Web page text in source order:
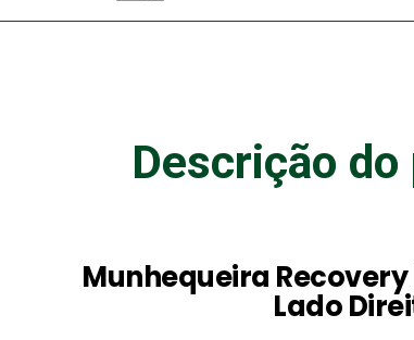
Descrição
Munhequeira
Lado